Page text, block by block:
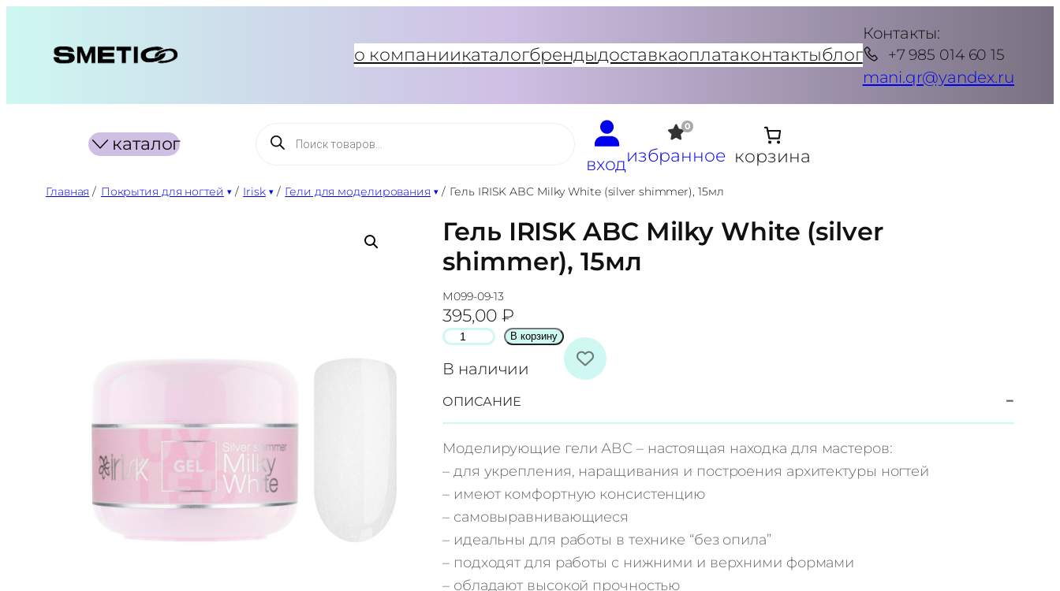
содержимому
о компаниикаталогбрендыдоставкаоплатаконтактыблог
Контакты:
+7 985 014 60 15
mani.qr@yandex.ru
каталог
Поиск
товаров
вход
0
избранное корзина
Главная / Покрытия для ногтей / Irisk / Гели для моделирования / Гель IRISK ABC Milky White (silver shimmer), 15мл
Гель IRISK ABC Milky White (silver
shimmer), 15мл
М099-09-13
395,00 ₽
В наличии
К
о
и
е
с
В корзину
ОПИСАНИЕ −
Моделирующие гели АВС – настоящая находка для мастеров:
– для укрепления, наращивания и построения архитектуры ногтей
– имеют комфортную консистенцию
– самовыравнивающиеся
– идеальны для работы в технике “без опила”
– подходят для работы с нижними и верхними формами
– обладают высокой прочностью